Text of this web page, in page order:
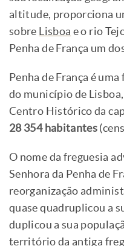
altitude, proporciona
sobre Lisboa e o rio
Penha de França um
Penha de França é uma
do município de
Centro Histórico da
28 354 habitantes
O nome da freguesia
Senhora da Penha de
reorganização
quase quadruplicou a
duplicou a sua
território da antiga